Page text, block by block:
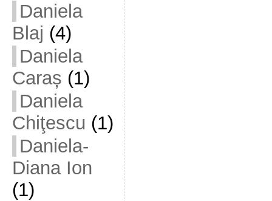
Daniela
Blaj (4)
Daniela
Caraș (1)
Daniela
Chiţescu (1)
Daniela-
Diana Ion
(1)